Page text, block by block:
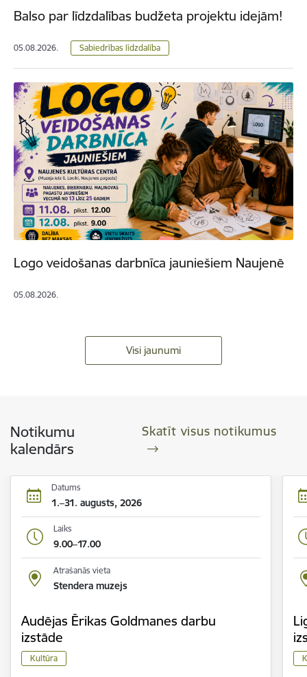
Balso par līdzdalības budžeta projektu idejām!
05.08.2026. Sabiedrības līdzdalība
Logo veidošanas darbnīca jauniešiem Naujenē
05.08.2026.
Visi jaunumi
Notikumu
kalendārs
Skatīt visus notikumus
Datums
1.–31. augusts, 2026
Laiks
9.00–17.00
Atrašanās vieta
Stendera muzejs
Audējas Ērikas Goldmanes darbu
izstāde
Kultūra